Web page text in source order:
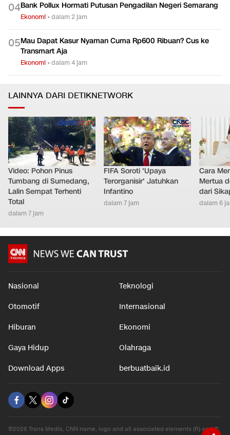
04Bank Pollux Hormati Putusan Pengadilan Negeri Semarang
Ekonomi •dalam 2 jam
05Mau Dapat Kasur Nyaman Cuma Rp600 Ribuan? Cus ke
Transmart Aja
Ekonomi •dalam 4 jam
LAINNYA DARI DETIKNETWORK
Video: Pohon Pinus
Tumbang di Sumedang,
Lalin Sempat Terhenti
Total
dalam 7 jam
FIFA Soroti 'Upaya
Terorganisir' Jatuhkan
Infantino
dalam 7 jam
Cara
Mertua
dari
dalam 6
Nasional Teknologi
Otomotif Internasional
Hiburan Ekonomi
Gaya Hidup Olahraga
Download Apps berbuatbaik.id
©2026 Trans Media, CNN name, logo and all associated elements (R) and ©